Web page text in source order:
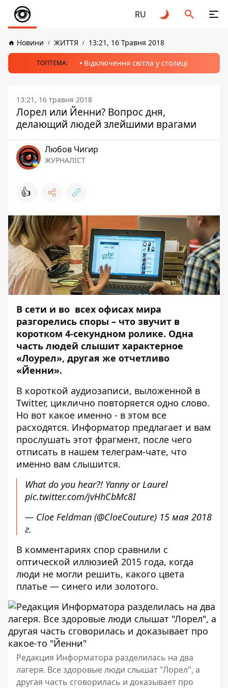
RU
Новини ЖИТТЯ 13:21, 16 Травня 2018
ТОПТЕМА: Відключення світла у столиці
13:21, 16 травня 2018
Лорел или Йенни? Вопрос дня,
делающий людей злейшими врагами
Любов Чигир
ЖУРНАЛІСТ
👍
В сети и во всех офисах мира
разгорелись споры – что звучит в
коротком 4-секундном ролике. Одна
часть людей слышит характерное
«Лоурел», другая же отчетливо
«Йенни».
В короткой аудиозаписи, выложенной в
Twitter, циклично повторяется одно слово.
Но вот какое именно - в этом все
расходятся. Информатор предлагает и вам
прослушать этот фрагмент, после чего
отписать в нашем телеграм-чате, что
именно вам слышится.
What do you hear?! Yanny or Laurel
pic.twitter.com/jvHhCbMc8I
— Cloe Feldman (@CloeCouture) 15 мая 2018
г.
В комментариях спор сравнили с
оптической иллюзией 2015 года, когда
люди не могли решить, какого цвета
платье — синего или золотого.
Редакция Информатора разделилась на два
лагеря. Все здоровые люди слышат "Лорел", а
другая часть сговорилась и доказывает про